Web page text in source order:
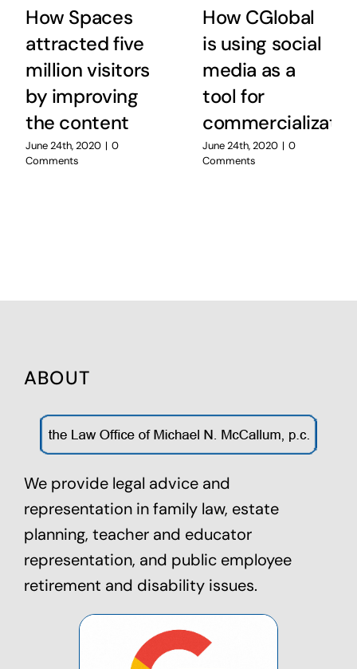
How Spaces
attracted five
million visitors
by improving
the content
June 24th, 2020 | 0
Comments
How CGlobal
is using social
media as a
tool for
June 24th, 2020 | 0
Comments
ABOUT
We provide legal advice and
representation in family law, estate
planning, teacher and educator
representation, and public employee
retirement and disability issues.